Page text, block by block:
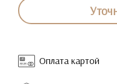
Оплата картой